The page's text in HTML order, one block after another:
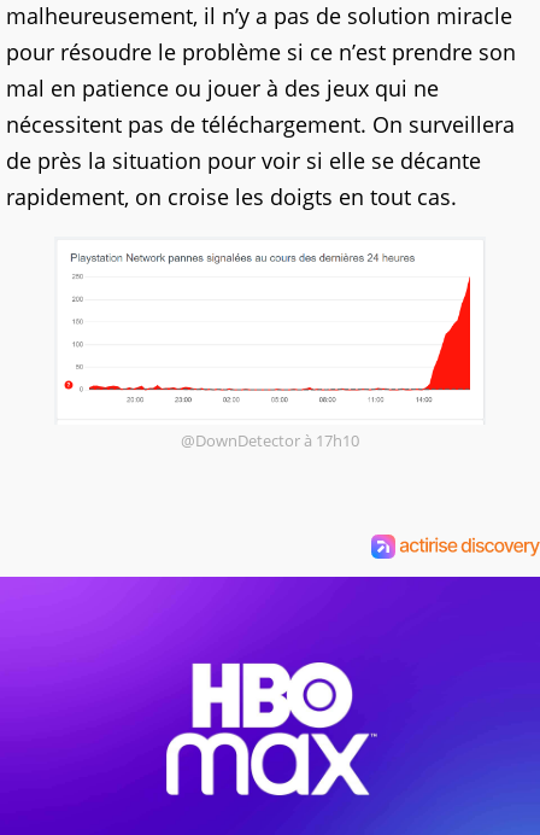
malheureusement, il n’y a pas de solution miracle
pour résoudre le problème si ce n’est prendre son
mal en patience ou jouer à des jeux qui ne
nécessitent pas de téléchargement. On surveillera
de près la situation pour voir si elle se décante
rapidement, on croise les doigts en tout cas.
@DownDetector à 17h10